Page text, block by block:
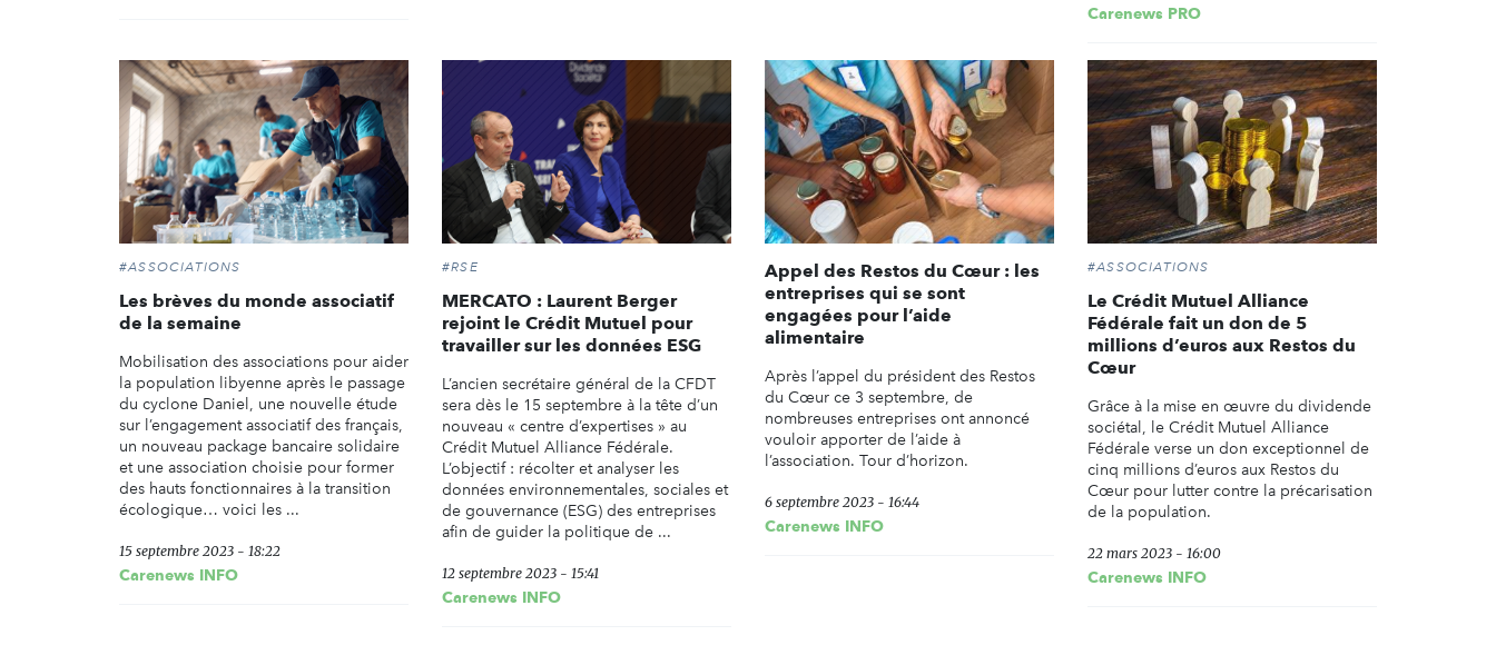
Carenews PRO
#ASSOCIATIONS
Les brèves du monde associatif
de la semaine
Mobilisation des associations pour aider
la population libyenne après le passage
du cyclone Daniel, une nouvelle étude
sur l’engagement associatif des français,
un nouveau package bancaire solidaire
et une association choisie pour former
des hauts fonctionnaires à la transition
écologique… voici les ...
15 septembre 2023 - 18:22
Carenews INFO
#RSE
MERCATO : Laurent Berger
rejoint le Crédit Mutuel pour
travailler sur les données ESG
L’ancien secrétaire général de la CFDT
sera dès le 15 septembre à la tête d’un
nouveau « centre d’expertises » au
Crédit Mutuel Alliance Fédérale.
L’objectif : récolter et analyser les
données environnementales, sociales et
de gouvernance (ESG) des entreprises
afin de guider la politique de ...
12 septembre 2023 - 15:41
Carenews INFO
Appel des Restos du Cœur : les
entreprises qui se sont
engagées pour l’aide
alimentaire
Après l’appel du président des Restos
du Cœur ce 3 septembre, de
nombreuses entreprises ont annoncé
vouloir apporter de l’aide à
l’association. Tour d’horizon.
6 septembre 2023 - 16:44
Carenews INFO
#ASSOCIATIONS
Le Crédit Mutuel Alliance
Fédérale fait un don de 5
millions d’euros aux Restos du
Cœur
Grâce à la mise en œuvre du dividende
sociétal, le Crédit Mutuel Alliance
Fédérale verse un don exceptionnel de
cinq millions d’euros aux Restos du
Cœur pour lutter contre la précarisation
de la population.
22 mars 2023 - 16:00
Carenews INFO